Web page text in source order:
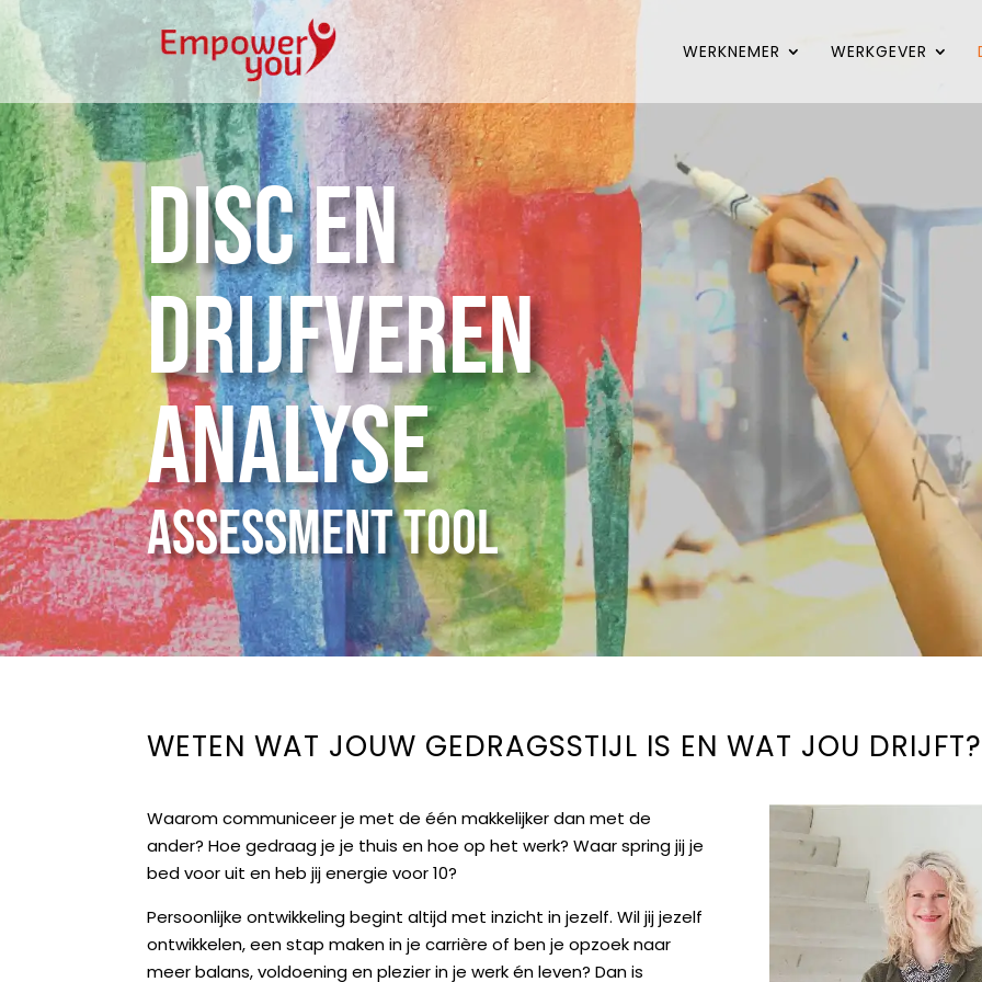
WERKNEMER WERKGEVER
DISC en
drijfveren
Analyse
Assessment tool
WETEN WAT JOUW GEDRAGSSTIJL IS EN WAT JOU DRIJFT?
Waarom communiceer je met de één makkelijker dan met de
ander? Hoe gedraag je je thuis en hoe op het werk? Waar spring jij je
bed voor uit en heb jij energie voor 10?
Persoonlijke ontwikkeling begint altijd met inzicht in jezelf. Wil jij jezelf
ontwikkelen, een stap maken in je carrière of ben je opzoek naar
meer balans, voldoening en plezier in je werk én leven? Dan is